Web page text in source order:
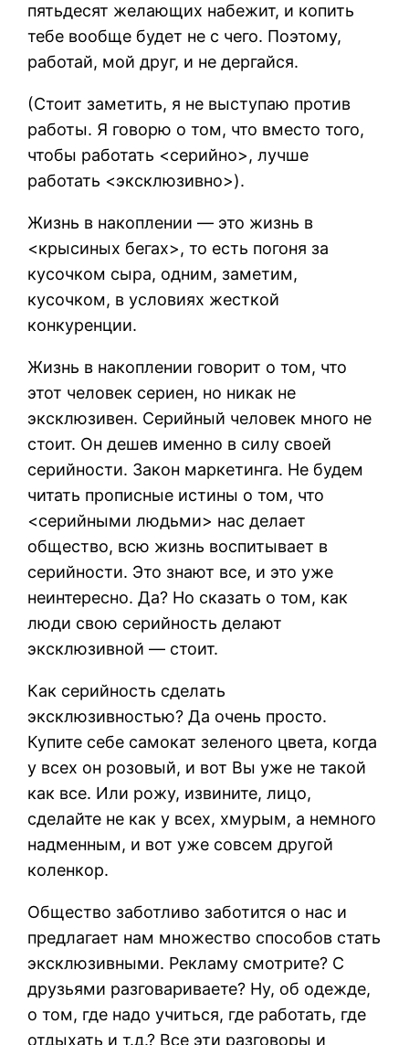
пятьдесят желающих набежит, и копить
тебе вообще будет не с чего. Поэтому,
работай, мой друг, и не дергайся.
(Стоит заметить, я не выступаю против
работы. Я говорю о том, что вместо того,
чтобы работать <серийно>, лучше
работать <эксклюзивно>).
Жизнь в накоплении — это жизнь в
<крысиных бегах>, то есть погоня за
кусочком сыра, одним, заметим,
кусочком, в условиях жесткой
конкуренции.
Жизнь в накоплении говорит о том, что
этот человек сериен, но никак не
эксклюзивен. Серийный человек много не
стоит. Он дешев именно в силу своей
серийности. Закон маркетинга. Не будем
читать прописные истины о том, что
<серийными людьми> нас делает
общество, всю жизнь воспитывает в
серийности. Это знают все, и это уже
неинтересно. Да? Но сказать о том, как
люди свою серийность делают
эксклюзивной — стоит.
Как серийность сделать
эксклюзивностью? Да очень просто.
Купите себе самокат зеленого цвета, когда
у всех он розовый, и вот Вы уже не такой
как все. Или рожу, извините, лицо,
сделайте не как у всех, хмурым, а немного
надменным, и вот уже совсем другой
коленкор.
Общество заботливо заботится о нас и
предлагает нам множество способов стать
эксклюзивными. Рекламу смотрите? С
друзьями разговариваете? Ну, об одежде,
о том, где надо учиться, где работать, где
отдыхать и т.д.? Все эти разговоры и